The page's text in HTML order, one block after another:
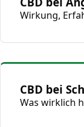
Wirkung,
CBD bei
Was wirklich